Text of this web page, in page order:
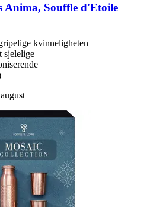
Anima, Souffle d'Etoile
kvinneligheten
sjelelige